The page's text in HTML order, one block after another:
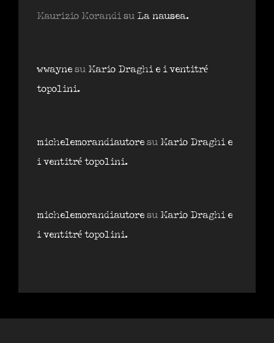
Maurizio Morandisu La nausea.
wwayne su Mario Draghi e i ventitré
topolini.
michelemorandiautore su Mario Draghi e
i ventitré topolini.
michelemorandiautore su Mario Draghi e
i ventitré topolini.